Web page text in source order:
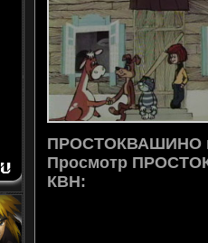
ПРОСТОКВАШИНО
Просмотр
КВН: